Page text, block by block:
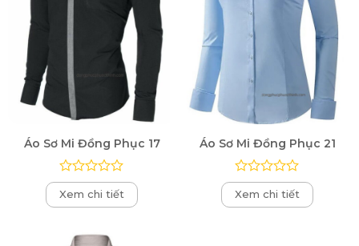
Áo Sơ Mi Đồng Phục 17
Được
xếp
hạng
Xem chi tiết
Áo Sơ Mi Đồng Phục 21
Được
xếp
hạng
Xem chi tiết